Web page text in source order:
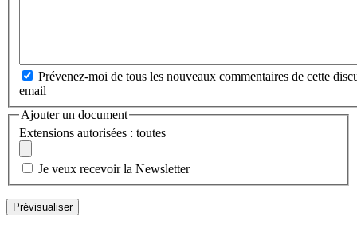
Prévenez-moi de tous les nouveaux commentaires de cette
email
Ajouter un document
Extensions autorisées : toutes
Je veux recevoir la Newsletter